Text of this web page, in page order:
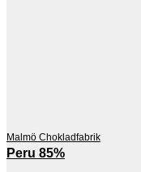
Malmö Chokladfabrik
Peru 85%